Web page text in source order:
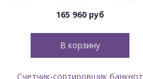
165 960 руб
В корзину
Счетчик-сортировщик банкнот